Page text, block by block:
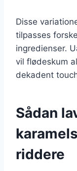
Disse
tilpasses
ingredienser.
vil flødeskum
dekadent
Sådan
riddere